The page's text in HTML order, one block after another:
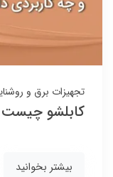
تجهیزات برق و
کابلشو چیست
بیشتر بخوانید